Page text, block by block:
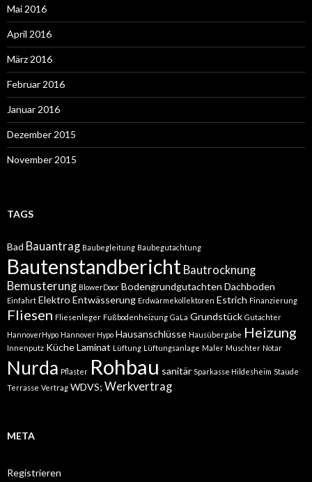
Mai 2016
April 2016
März 2016
Februar 2016
Januar 2016
Dezember 2015
November 2015
TAGS
Bad Bauantrag Baubegleitung Baubegutachtung
Bautenstandbericht Bautrocknung
Bemusterung BlowerDoor Bodengrundgutachten Dachboden
Einfahrt Elektro Entwässerung Erdwärmekollektoren Estrich Finanzierung
Fliesen Fliesenleger Fußbodenheizung GaLa Grundstück Gutachter
HannoverHypo Hannover Hypo Hausanschlüsse Hausübergabe Heizung
Innenputz KücheLaminat Lüftung Lüftungsanlage Maler Muschter Notar
Nurda Pflaster Rohbau sanitär Sparkasse Hildesheim Staude
Terrasse Vertrag WDVS; Werkvertrag
META
Registrieren